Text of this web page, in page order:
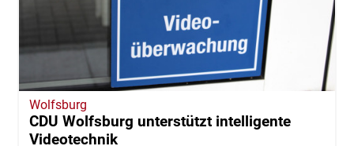
Wolfsburg
CDU Wolfsburg unterstützt intelligente
Videotechnik